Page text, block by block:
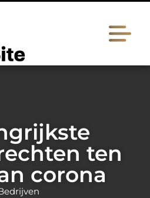
ten
corona